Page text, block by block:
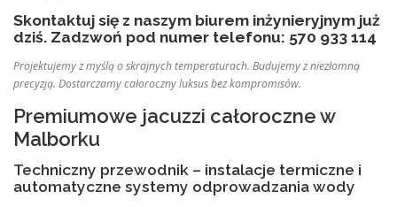
Skontaktuj się z naszym biurem inżynieryjnym już
dziś. Zadzwoń pod numer telefonu: 570 933 114
Projektujemy z myślą o skrajnych temperaturach. Budujemy z niezłomną
precyzją. Dostarczamy całoroczny luksus bez kompromisów.
Premiumowe jacuzzi całoroczne w
Malborku
Techniczny przewodnik – instalacje termiczne i
automatyczne systemy odprowadzania wody